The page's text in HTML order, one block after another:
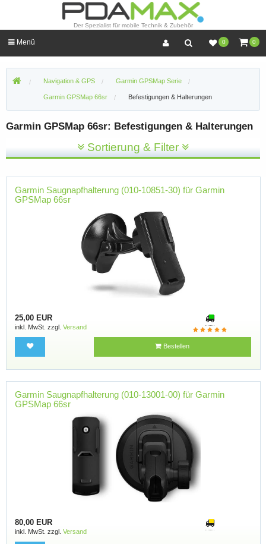
Der Spezialist für mobile Technik & Zubehör
0 0
Menü
Navigation & GPS Garmin GPSMap Serie
Garmin GPSMap 66sr Befestigungen & Halterungen
Garmin GPSMap 66sr: Befestigungen & Halterungen
Sortierung & Filter
Garmin Saugnapfhalterung (010-10851-30) für Garmin
GPSMap 66sr
25,00 EUR
inkl. MwSt. zzgl. Versand
Bestellen
Garmin Saugnapfhalterung (010-13001-00) für Garmin
GPSMap 66sr
80,00 EUR
inkl. MwSt. zzgl. Versand